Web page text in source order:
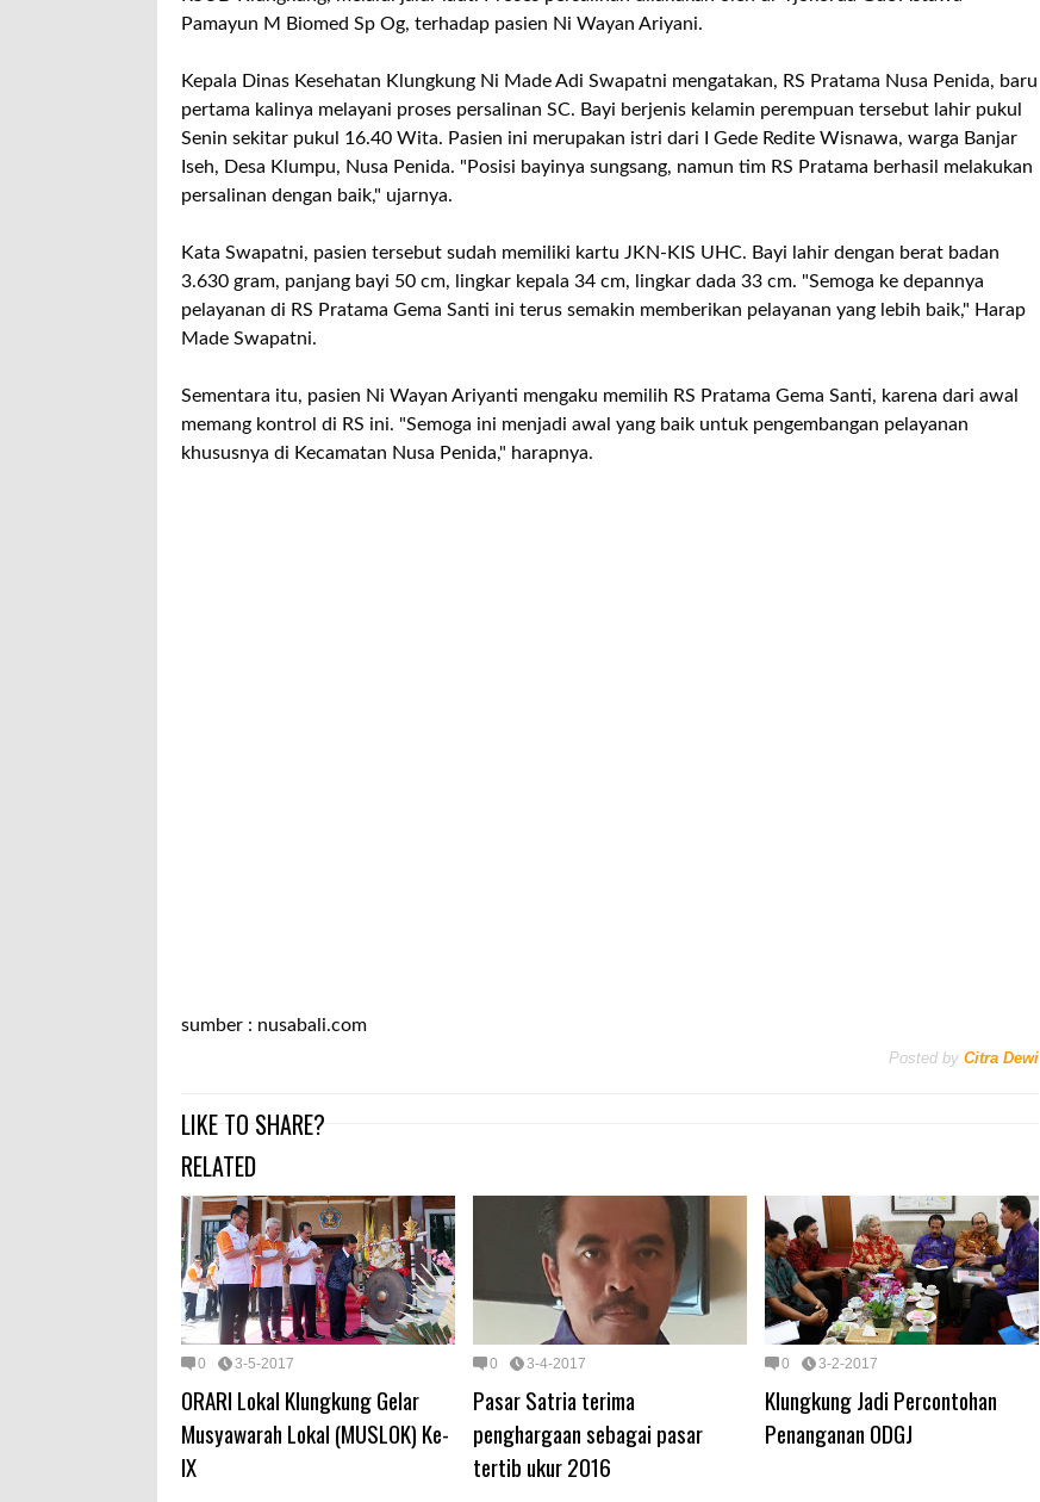
Pamayun M Biomed Sp Og, terhadap pasien Ni Wayan Ariyani.
Kepala Dinas Kesehatan Klungkung Ni Made Adi Swapatni mengatakan, RS Pratama Nusa Penida, baru
pertama kalinya melayani proses persalinan SC. Bayi berjenis kelamin perempuan tersebut lahir pukul
Senin sekitar pukul 16.40 Wita. Pasien ini merupakan istri dari I Gede Redite Wisnawa, warga Banjar
Iseh, Desa Klumpu, Nusa Penida. "Posisi bayinya sungsang, namun tim RS Pratama berhasil melakukan
persalinan dengan baik," ujarnya.
Kata Swapatni, pasien tersebut sudah memiliki kartu JKN-KIS UHC. Bayi lahir dengan berat badan
3.630 gram, panjang bayi 50 cm, lingkar kepala 34 cm, lingkar dada 33 cm. "Semoga ke depannya
pelayanan di RS Pratama Gema Santi ini terus semakin memberikan pelayanan yang lebih baik," Harap
Made Swapatni.
Sementara itu, pasien Ni Wayan Ariyanti mengaku memilih RS Pratama Gema Santi, karena dari awal
memang kontrol di RS ini. "Semoga ini menjadi awal yang baik untuk pengembangan pelayanan
khususnya di Kecamatan Nusa Penida," harapnya.
sumber : nusabali.com
Posted by Citra Dewi
LIKE TO SHARE?
RELATED
0 3-5-2017
ORARI Lokal Klungkung Gelar
Musyawarah Lokal (MUSLOK) Ke-
IX
0 3-4-2017
Pasar Satria terima
penghargaan sebagai pasar
tertib ukur 2016
0 3-2-2017
Klungkung Jadi Percontohan
Penanganan ODGJ